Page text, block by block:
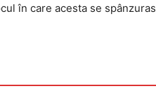
în care acesta se